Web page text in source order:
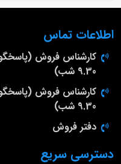
دسترسی سریع
اطلاعات تماس
9.30 شب)
9.30 شب)
دفتر فروش